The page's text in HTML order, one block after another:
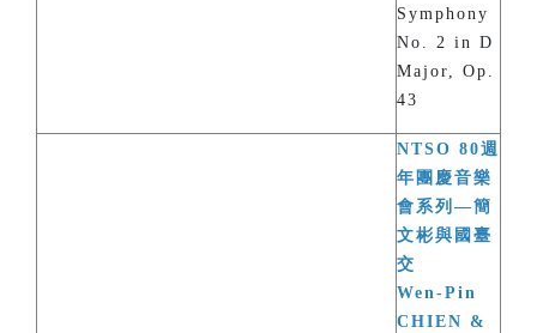
Symphony
No. 2 in D
Major, Op.
43
NTSO 80週
年團慶音樂
會系列—簡
文彬與國臺
交
Wen-Pin
CHIEN &